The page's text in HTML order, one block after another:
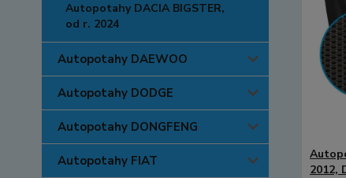
Autopotahy DACIA BIGSTER,
od r. 2024
Autopotahy DAEWOO
Autopotahy DODGE
Autopotahy DONGFENG
Autopotahy FIAT
2012,